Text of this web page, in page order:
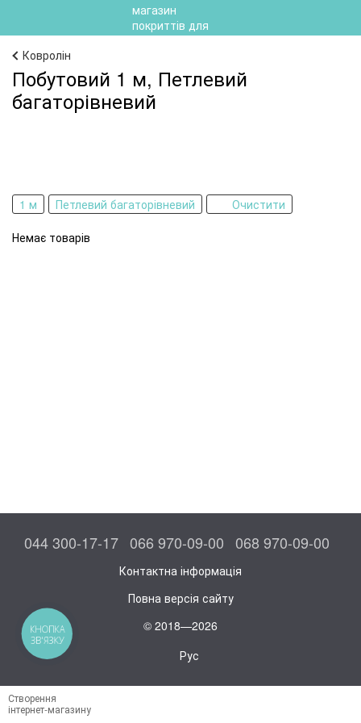
Ковролін
Побутовий 1 м, Петлевий
багаторівневий
1 м Петлевий багаторівневий Очистити
Немає товарів
044 300-17-17 066 970-09-00 068 970-09-00
Контактна інформація
Повна версія сайту
© 2018—2026
Рус
Створення
інтернет-магазину
КНОПКА
ЗВ'ЯЗКУ